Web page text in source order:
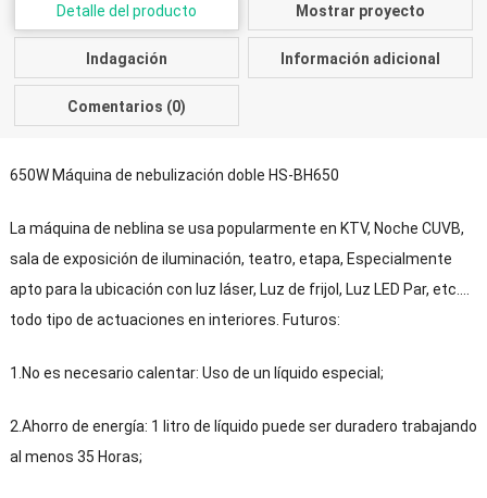
Detalle del producto Mostrar proyecto
Indagación Información adicional
Comentarios (0)
650W Máquina de nebulización doble HS-BH650
La máquina de neblina se usa popularmente en KTV, Noche CUVB,
sala de exposición de iluminación, teatro, etapa, Especialmente
apto para la ubicación con luz láser, Luz de frijol, Luz LED Par, etc.…
todo tipo de actuaciones en interiores. Futuros:
1.No es necesario calentar: Uso de un líquido especial;
2.Ahorro de energía: 1 litro de líquido puede ser duradero trabajando
al menos 35 Horas;